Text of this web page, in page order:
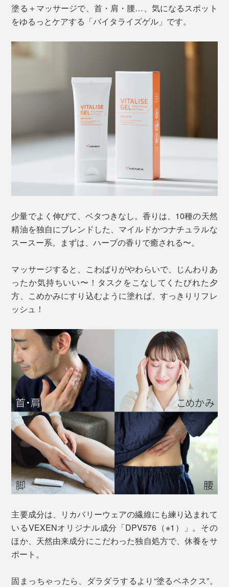
塗る＋マッサージで、首・肩・腰…、気になるスポット
をゆるっとケアする「バイタライズゲル」です。
少量でよく伸びて、ベタつきなし。香りは、10種の天然
精油を独自にブレンドした、マイルドかつナチュラルな
スースー系。まずは、ハーブの香りで癒される〜。
マッサージすると、こわばりがやわらいで、じんわりあ
ったか気持ちいい〜！タスクをこなしてくたびれた夕
方、こめかみにすり込むように塗れば、すっきりリフレ
ッシュ！
主要成分は、リカバリーウェアの繊維にも練り込まれて
いるVEXENオリジナル成分「DPV576（※1）」。その
ほか、天然由来成分にこだわった独自処方で、休養をサ
ポート。
固まっちゃったら、ダラダラするより“塗るベネクス”。